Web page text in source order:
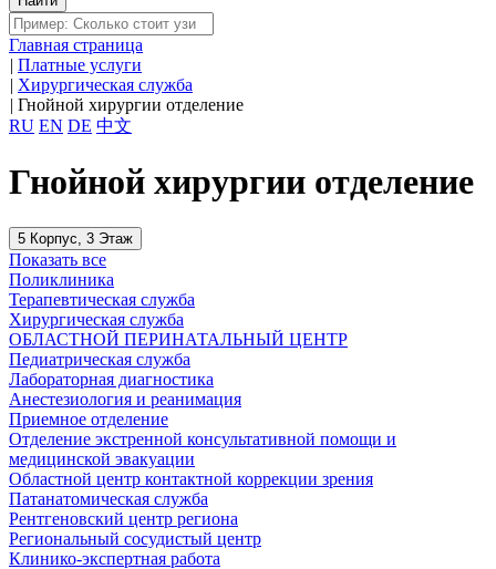
Главная страница
| Платные услуги
| Хирургическая служба
| Гнойной хирургии отделение
RU EN DE 中文
Гнойной хирургии отделение
5 Корпус, 3 Этаж
Показать все
Поликлиника
Терапевтическая служба
Хирургическая служба
ОБЛАСТНОЙ ПЕРИНАТАЛЬНЫЙ ЦЕНТР
Педиатрическая служба
Лабораторная диагностика
Анестезиология и реанимация
Приемное отделение
Отделение экстренной консультативной помощи и
медицинской эвакуации
Областной центр контактной коррекции зрения
Патанатомическая служба
Рентгеновский центр региона
Региональный сосудистый центр
Клинико-экспертная работа